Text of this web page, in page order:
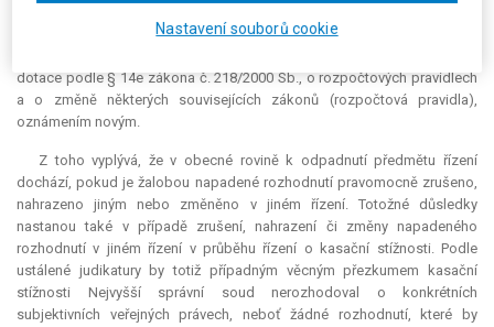
čj. 1 Afs 332/2016-39, týkající se řízení, v němž žalovaný v průběhu řízení
dotace podle § 14e zákona č. 218/2000 Sb., o rozpočtových pravidlech
a o změně některých souvisejících zákonů (rozpočtová pravidla),
oznámením novým.
Z toho vyplývá, že v obecné rovině k odpadnutí předmětu řízení
dochází, pokud je žalobou napadené rozhodnutí pravomocně zrušeno,
nahrazeno jiným nebo změněno v jiném řízení. Totožné důsledky
nastanou také v případě zrušení, nahrazení či změny napadeného
rozhodnutí v jiném řízení v průběhu řízení o kasační stížnosti. Podle
ustálené judikatury by totiž případným věcným přezkumem kasační
stížnosti Nejvyšší správní soud nerozhodoval o konkrétních
subjektivních veřejných právech, neboť žádné rozhodnutí, které by
Nastavení souborů cookie